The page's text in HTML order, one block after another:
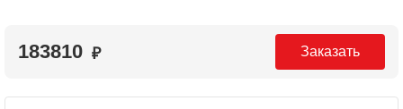
183810 ₽ Заказать